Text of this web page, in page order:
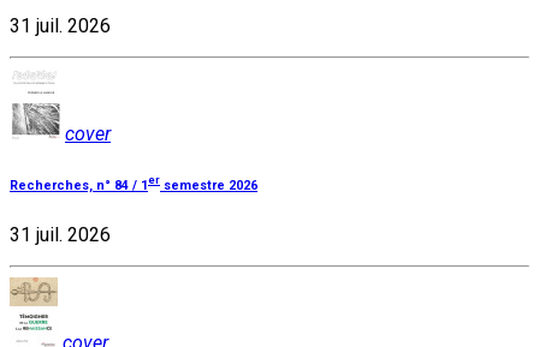
31 juil. 2026
cover
Recherches, n° 84 / 1 er semestre 2026
31 juil. 2026